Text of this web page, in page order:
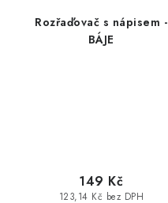
Rozřaďovač s nápisem -
BÁJE
123,14 Kč bez DPH
149 Kč